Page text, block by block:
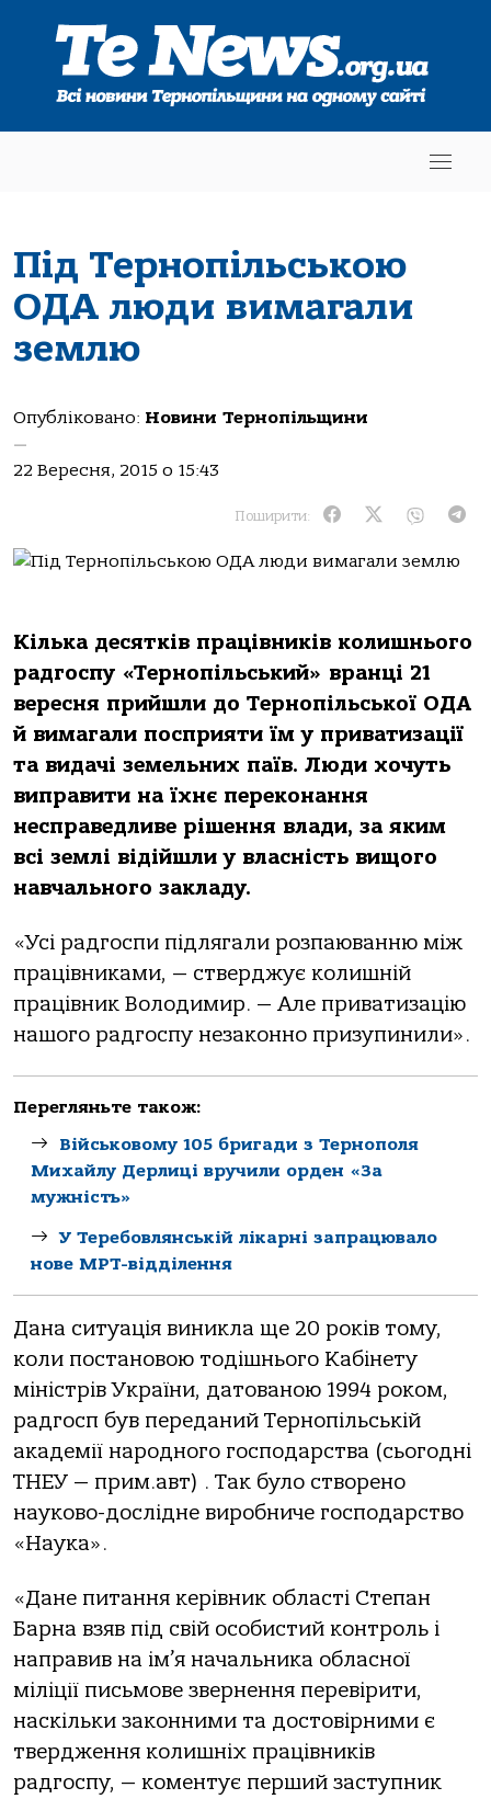
Під Тернопільською
ОДА люди вимагали
землю
Опубліковано: Новини Тернопільщини
—
22 Вересня, 2015 о 15:43
Поширити:
Кілька десятків працівників колишнього
радгоспу «Тернопільський» вранці 21
вересня прийшли до Тернопільської ОДА
й вимагали посприяти їм у приватизації
та видачі земельних паїв. Люди хочуть
виправити на їхнє переконання
несправедливе рішення влади, за яким
всі землі відійшли у власність вищого
навчального закладу.
«Усі радгоспи підлягали розпаюванню між
працівниками, — стверджує колишній
працівник Володимир. — Але приватизацію
нашого радгоспу незаконно призупинили».
Перегляньте також:
Військовому 105 бригади з Тернополя
Михайлу Дерлиці вручили орден «За
мужність»
У Теребовлянській лікарні запрацювало
нове МРТ-відділення
Дана ситуація виникла ще 20 років тому,
коли постановою тодішнього Кабінету
міністрів України, датованою 1994 роком,
радгосп був переданий Тернопільській
академії народного господарства (сьогодні
ТНЕУ — прим.авт) . Так було створено
науково-дослідне виробниче господарство
«Наука».
«Дане питання керівник області Степан
Барна взяв під свій особистий контроль і
направив на ім’я начальника обласної
міліції письмове звернення перевірити,
наскільки законними та достовірними є
твердження колишніх працівників
радгоспу, — коментує перший заступник